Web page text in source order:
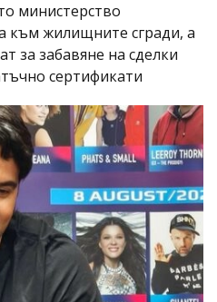
министерство
към жилищните сгради, а
за забавяне на сделки
сертификати